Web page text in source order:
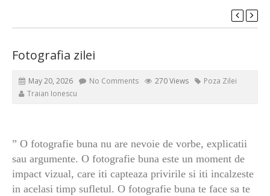
Fotografia zilei
May 20, 2026 No Comments 270 Views
Poza Zilei
Traian Ionescu
” O fotografie buna nu are nevoie de vorbe, explicatii
sau argumente. O fotografie buna este un moment de
impact vizual, care iti capteaza privirile si iti incalzeste
in acelasi timp sufletul. O fotografie buna te face sa te